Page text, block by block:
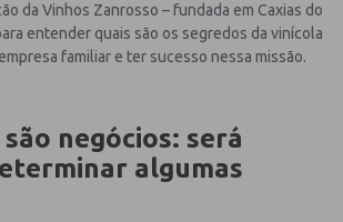
da Vinhos Zanrosso – fundada em Caxias do
entender quais são os segredos da vinícola
familiar e ter sucesso nessa missão.
negócios: será
algumas